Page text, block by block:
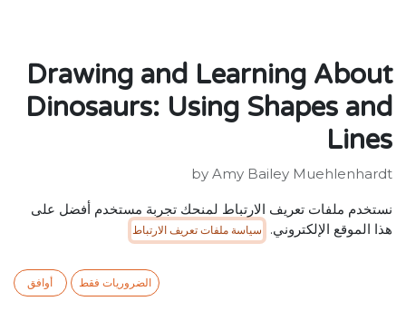
Drawing and Learning About
Dinosaurs: Using Shapes and
Lines
by Amy Bailey Muehlenhardt
ISBN: 9781404802681
نستخدم ملفات تعريف الارتباط لمنحك تجربة مستخدم أفضل على
هذا الموقع الإلكتروني.
سياسة ملفات تعريف الارتباط
الضروريات فقط أوافق